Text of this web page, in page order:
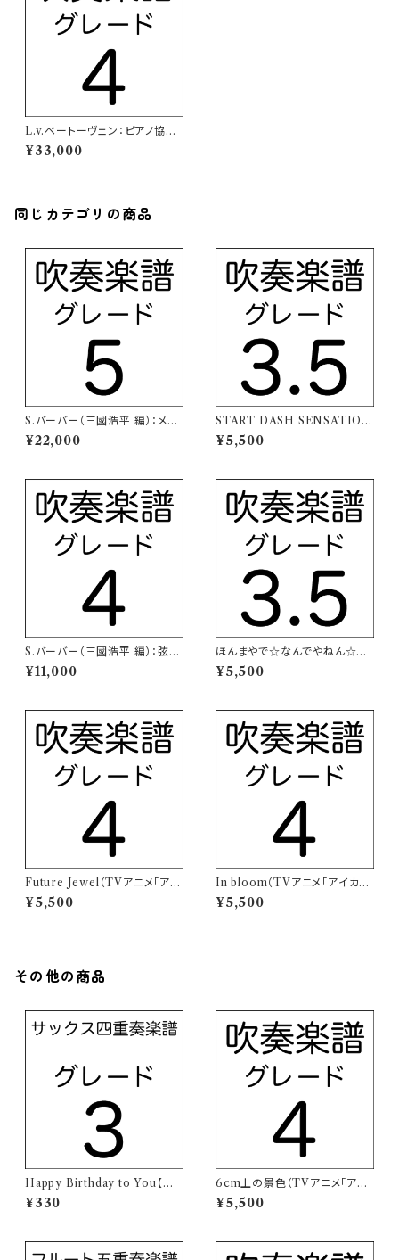
L.v.ベートーヴェン：ピアノ協奏
曲 第5番「皇帝」変ホ長調 Op.7
3 第一楽章【吹奏楽譜】
¥33,000
同じカテゴリの商品
S.バーバー（三國浩平 編）：メデ
ィアの復讐の踊り【吹奏楽譜】
¥22,000
START DASH SENSATION
（TVアニメ「アイカツ！」主題歌）
【吹奏楽譜】
¥5,500
S.バーバー（三國浩平 編）：弦楽
のためのアダージョ【吹奏楽譜】
¥11,000
ほんまやで☆なんでやねん☆し
らんけど（モナキ）【吹奏楽譜】
¥5,500
Future Jewel（TVアニメ「アイ
カツオンパレード！」挿入歌）【吹
奏楽譜】
¥5,500
In bloom（TVアニメ「アイカツ
オンパレード！」挿入歌）【吹奏楽
譜】
¥5,500
その他の商品
Happy Birthday to You【サ
クソフォーン四重奏楽譜・SAT
B】
¥330
6cm上の景色（TVアニメ「アイ
カツフレンズ！」より）【吹奏楽譜】
¥5,500